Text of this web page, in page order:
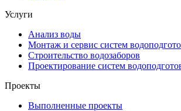
Услуги
Анализ воды
Монтаж и сервис систем
Строительство водозаборов
Проектирование систем
Проекты
Выполненные проекты